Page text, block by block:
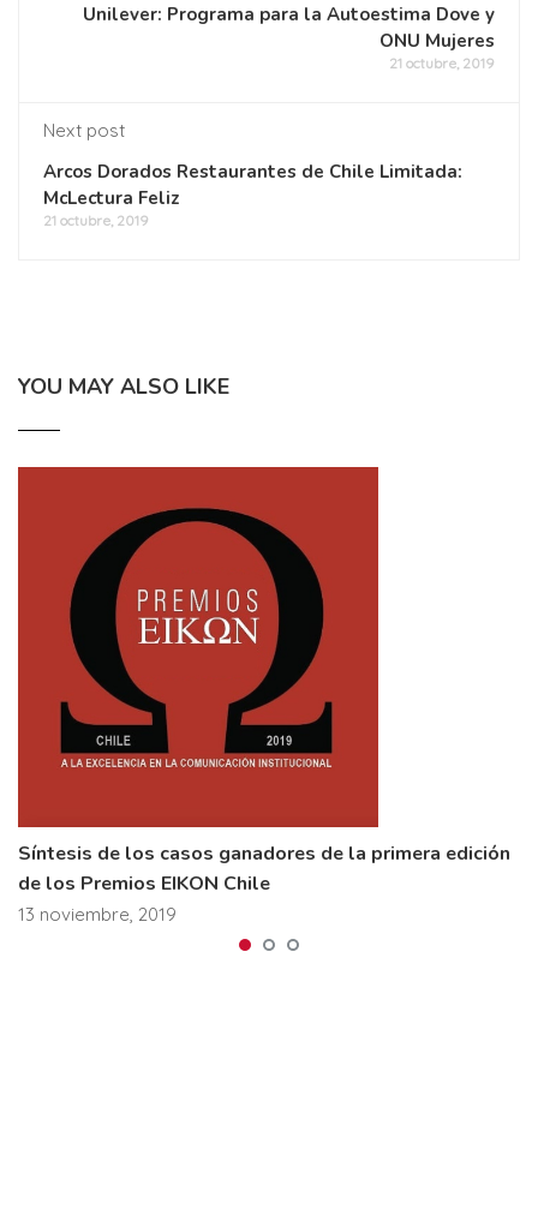
Unilever: Programa para la Autoestima Dove y
ONU Mujeres
21 octubre, 2019
Next post
Arcos Dorados Restaurantes de Chile Limitada:
McLectura Feliz
21 octubre, 2019
YOU MAY ALSO LIKE
Síntesis de los casos ganadores de la primera edición
de los Premios EIKON Chile
13 noviembre, 2019